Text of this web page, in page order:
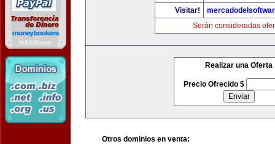
Visitar!
Serán consideradas
Realizar una Oferta
Precio Ofrecido $
Otros dominios en venta: